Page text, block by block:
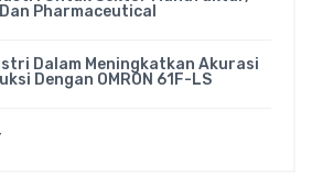
Pharmaceutical
Dalam Meningkatkan Akurasi
Dengan OMRON 61F-LS